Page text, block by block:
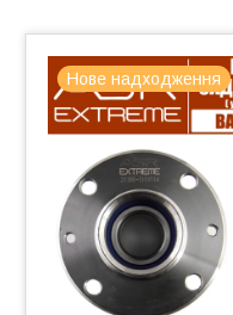
Нове надходження